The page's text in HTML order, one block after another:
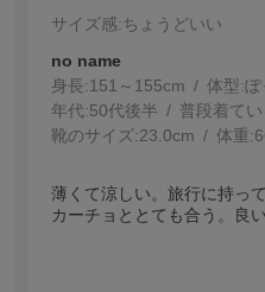
サイズ感:ちょうどいい
no name
身長:151～155cm 体型:ぽ
年代:50代後半 普段着て
靴のサイズ:23.0cm 体重:
薄くて涼しい。旅行に持っ
カーチョととても合う。良